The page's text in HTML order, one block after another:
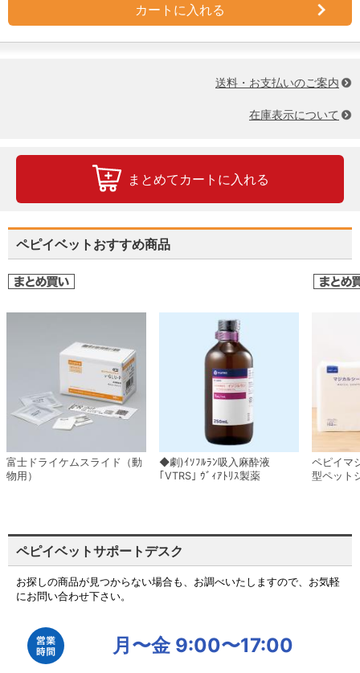
カートに入れる
送料・お支払いのご案内
在庫表示について
まとめてカートに入れる
ペピイベットおすすめ商品
富士ドライケムスライド（動
物用）
◆劇)ｲｿﾌﾙﾗﾝ吸入麻酔液
｢VTRS｣ ｳﾞｨｱﾄﾘｽ製薬
ペピイマ
型ペット
ペピイベットサポートデスク
お探しの商品が見つからない場合も、お調べいたしますので、お気軽
にお問い合わせ下さい。
月〜金 9:00〜17:00